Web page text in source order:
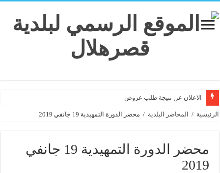
الاعلان عن نتيجة طلب عروض
الرئيسية / المحاضر البلدية / محضر الدورة التمهيدية 19 جانفي 2019
محضر الدورة التمهيدية 19 جانفي
2019